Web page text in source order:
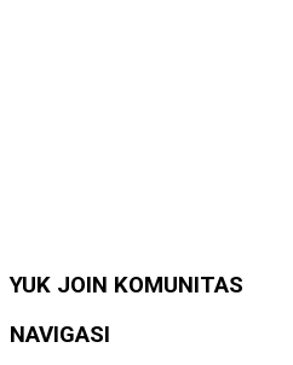
YUK JOIN KOMUNITAS
NAVIGASI